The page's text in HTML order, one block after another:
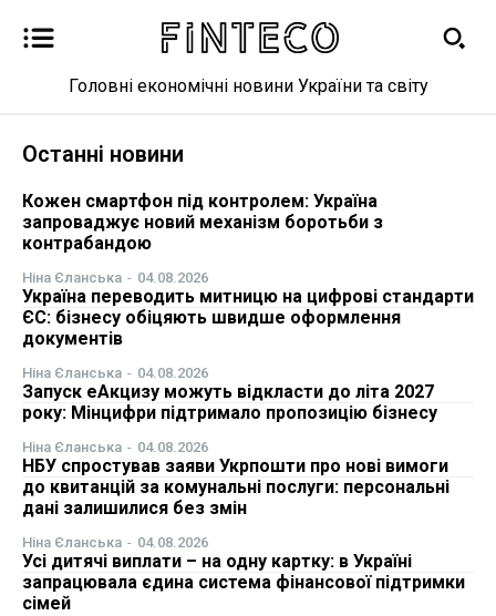
Новини
Бізнес
Фінанси
Валютний ринок
Криптовалюта
Робота і освіта
Публікації
ФОП
Курс валют
Головні економічні новини України та світу
Останні новини
Кожен смартфон під контролем: Україна
запроваджує новий механізм боротьби з
контрабандою
Ніна Єланська - 04.08.2026
Україна переводить митницю на цифрові стандарти
ЄС: бізнесу обіцяють швидше оформлення
документів
Ніна Єланська - 04.08.2026
Запуск еАкцизу можуть відкласти до літа 2027
року: Мінцифри підтримало пропозицію бізнесу
Ніна Єланська - 04.08.2026
НБУ спростував заяви Укрпошти про нові вимоги
до квитанцій за комунальні послуги: персональні
дані залишилися без змін
Ніна Єланська - 04.08.2026
Усі дитячі виплати – на одну картку: в Україні
запрацювала єдина система фінансової підтримки
сімей